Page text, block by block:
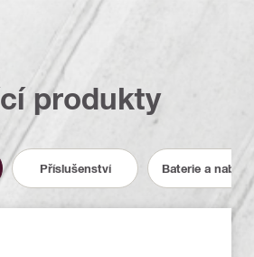
produkty
Příslušenství Baterie a